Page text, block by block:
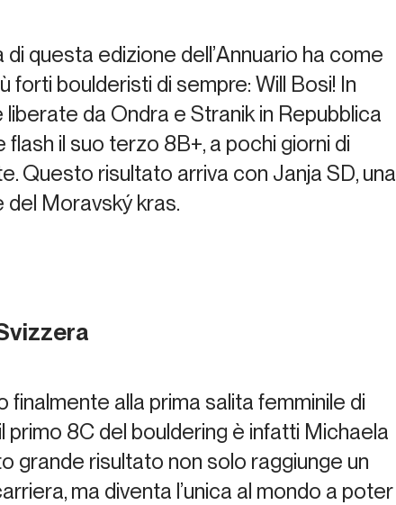
questa edizione dell’Annuario ha come
forti boulderisti di sempre: Will Bosi! In
da Ondra e Stranik in Repubblica
il suo terzo 8B+, a pochi giorni di
Questo risultato arriva con Janja SD, una
del Moravský kras.
alla prima salita femminile di
primo 8C del bouldering è infatti Michaela
grande risultato non solo raggiunge un
ma diventa l’unica al mondo a poter